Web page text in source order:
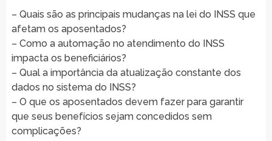
– Quais são as principais mudanças na lei do INSS que
afetam os aposentados?
– Como a automação no atendimento do INSS
impacta os beneficiários?
– Qual a importância da atualização constante dos
dados no sistema do INSS?
– O que os aposentados devem fazer para garantir
que seus benefícios sejam concedidos sem
complicações?